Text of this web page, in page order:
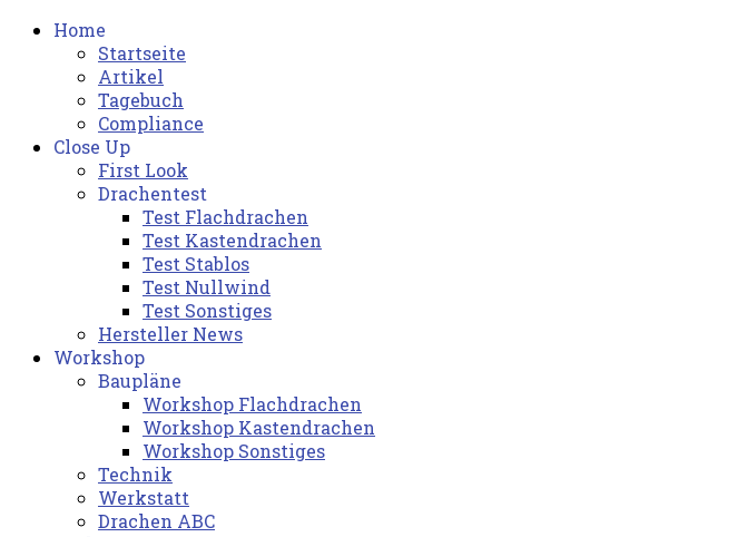
Home
Startseite
Artikel
Tagebuch
Compliance
Close Up
First Look
Drachentest
Test Flachdrachen
Test Kastendrachen
Test Stablos
Test Nullwind
Test Sonstiges
Hersteller News
Workshop
Baupläne
Workshop Flachdrachen
Workshop Kastendrachen
Workshop Sonstiges
Technik
Werkstatt
Drachen ABC